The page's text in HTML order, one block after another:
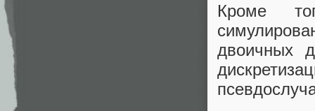
Кроме
двоичных